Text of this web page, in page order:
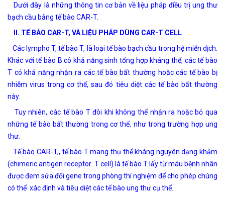
Dưới đây là những thông tin cơ bản về liệu pháp điều trị ung thư
bạch cầu bằng tế bào CAR-T.
II. TẾ BÀO CAR-T, VÀ LIỆU PHÁP DÙNG CAR-T CELL
Các lympho T, tế bào T, là loại tế bào bạch cầu trong hệ miễn dịch.
Khác với tế bào B có khả năng sinh tổng hợp kháng thể, các tế bào
T có khả năng nhận ra các tế bào bất thường hoặc các tế bào bị
nhiễm virus trong cơ thể, sau đó tiêu diệt các tế bào bất thường
này.
Tuy nhiên, các tế bào T đôi khi không thể nhận ra hoặc bỏ qua
những tế bào bất thường trong cơ thể, như trong trường hợp ung
thư.
Tế bào CAR-T,, tế bào T mang thụ thể kháng nguyên dạng khảm
(chimeric antigen receptor T cell) là tế bào T lấy từ máu bệnh nhân
được đem sửa đổi gene trong phòng thí nghiệm để cho phép chúng
có thể xác định và tiêu diệt các tế bào ung thư cụ thể.